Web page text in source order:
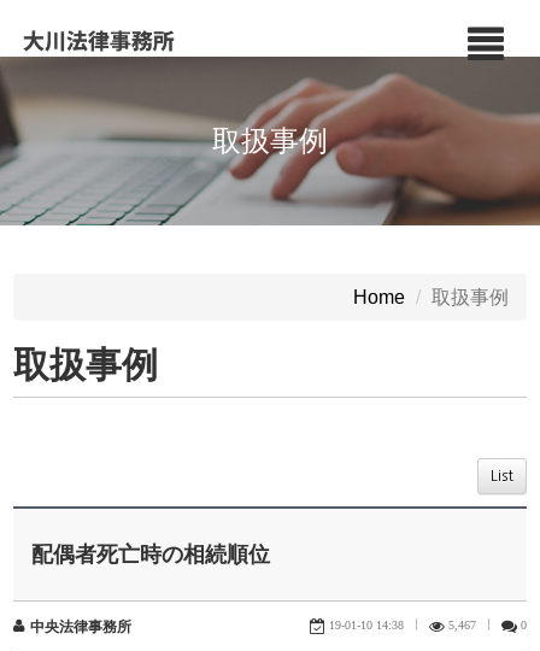
取扱事例
Home 取扱事例
取扱事例
List
配偶者死亡時の相続順位
中央法律事務所 19-01-10 14:38 5,467 0